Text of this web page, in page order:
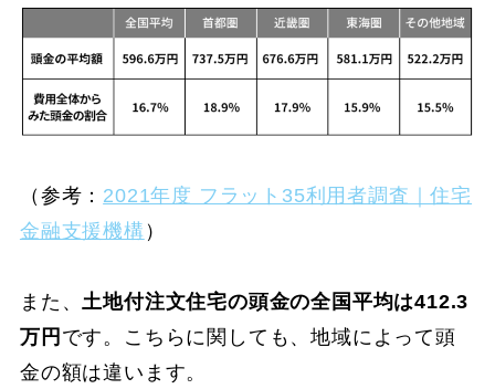
（参考： 2021年度 フラット35利用者調査｜住宅
金融支援機構 ）
また、 土地付注文住宅の頭金の全国平均は412.3
万円 です。こちらに関しても、地域によって頭
金の額は違います。